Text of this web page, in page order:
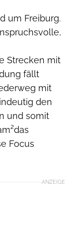
um Freiburg.
Strecken mit
fällt
mit
den
und somit
Focus
ANZEIGE